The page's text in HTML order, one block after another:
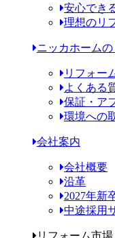
安心でき
理想のリ
ニッカホーム
リフォー
よくある
保証・ア
環境への
会社案内
会社概要
沿革
2027年新
中途採用
リフォーム市場